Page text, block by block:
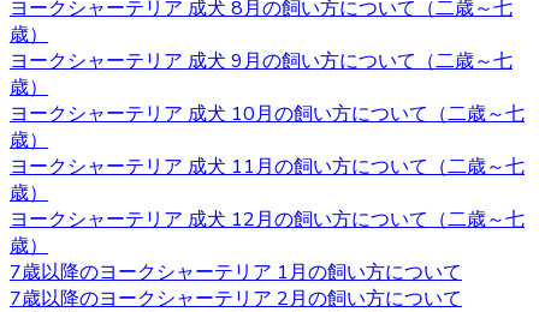
ます。突然訪問していただいて見学していただくことはで
きないので、お越しの際にはあらかじめご予約をとってい
ただくようよろしくお願いいたします。ご検討の際にはお
気軽にお問い合わせください。
2020.10.2
ヨークシャーテリアは物覚えが早くしつけやすいと言われ
ています。気の強さと頑固さを持ちあわせるので、しっか
りとしつけてあげてください。 飼い主がリーダーだという
ことを示すことで、主従関係を構築したうえで信頼関係を
結ぶことができます。 自分のテリトリーをしっかりと守ろ
ヨークシャーテリア 成犬 8月の飼い方について（二歳～七
歳）
ヨークシャーテリア 成犬 9月の飼い方について（二歳～七
歳）
ヨークシャーテリア 成犬 10月の飼い方について（二歳～七
歳）
ヨークシャーテリア 成犬 11月の飼い方について（二歳～七
歳）
ヨークシャーテリア 成犬 12月の飼い方について（二歳～七
歳）
7歳以降のヨークシャーテリア 1月の飼い方について
7歳以降のヨークシャーテリア 2月の飼い方について